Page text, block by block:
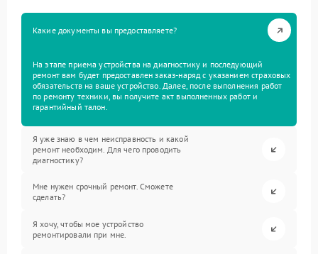
Какие документы вы предоставляете?
На этапе приема устройства на диагностику и последующий
ремонт вам будет предоставлен заказ-наряд с указанием страховых
обязательств на ваше устройство. Далее, после выполнения работ
по ремонту техники, вы получите акт выполненных работ и
гарантийный талон.
Я уже знаю в чем неисправность и какой
ремонт необходим. Для чего проводить
диагностику?
Мне нужен срочный ремонт. Сможете
сделать?
Я хочу, чтобы мое устройство
ремонтировали при мне.